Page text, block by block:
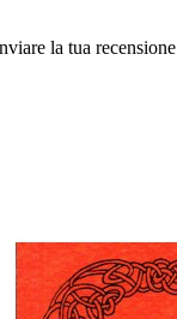
la tua recensione